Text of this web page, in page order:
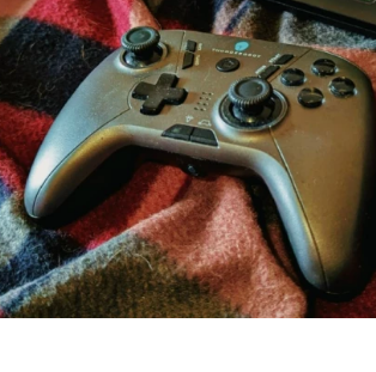
Ищем новые берега. Гендиректор
«Жилищной инициативы» Юрий
Гатилов — о том, как девелоперу
оставаться на плаву, когда рынок
штормит
СТРОИТЕЛЬСТВО